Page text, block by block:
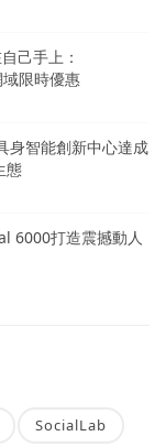
己手上：
限時優惠
身智能創新中心達成
態
6000打造震撼動人
SocialLab